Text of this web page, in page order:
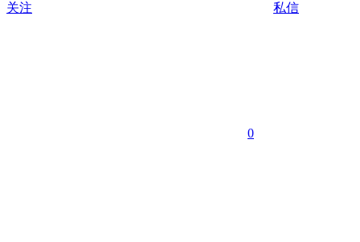
关注 私信
0